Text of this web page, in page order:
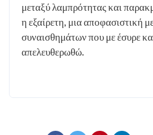
μεταξύ λαμπρότητας και
η εξαίρετη, μια αποφασιστική
συναισθημάτων που με έσυρε
απελευθερωθώ.